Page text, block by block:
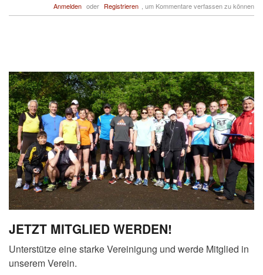
Anmelden oder Registrieren , um Kommentare verfassen zu können
JETZT MITGLIED WERDEN!
Unterstütze eine starke Vereinigung und werde Mitglied in
unserem Verein.